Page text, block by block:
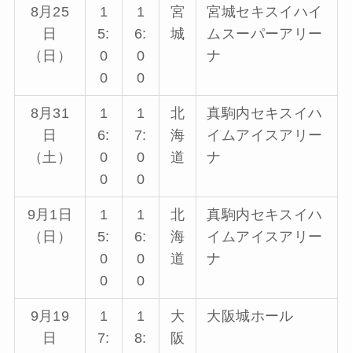
8月25
日
（日）
1
5:
0
0
1
6:
0
0
宮
城
宮城セキスイハイ
ムスーパーアリー
ナ
8月31
日
（土）
1
6:
0
0
1
7:
0
0
北
海
道
真駒内セキスイハ
イムアイスアリー
ナ
9月1日
（日）
1
5:
0
0
1
6:
0
0
北
海
道
真駒内セキスイハ
イムアイスアリー
ナ
9月19
日
1
7:
1
8:
大
阪
大阪城ホール